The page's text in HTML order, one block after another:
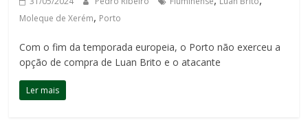
Moleque de Xerém, Porto
Com o fim da temporada europeia, o Porto não exerceu a
opção de compra de Luan Brito e o atacante
Ler mais